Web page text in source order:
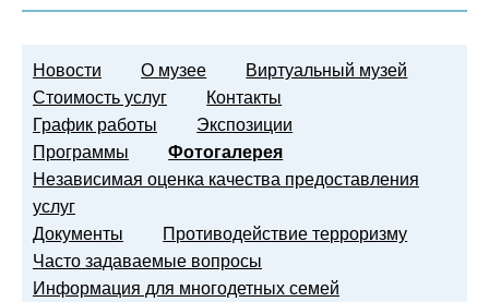
Новости О музее
Виртуальный музей
Стоимость услуг
Контакты
График работы
Экспозиции
Программы
Фотогалерея
Независимая оценка качества предоставления
услуг
Документы
Противодействие терроризму
Часто задаваемые вопросы
Информация для многодетных семей